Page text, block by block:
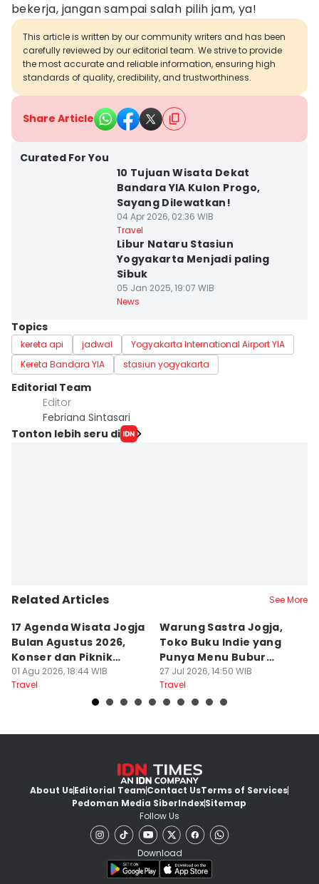
bekerja, jangan sampai salah pilih jam, ya!
This article is written by our community writers and has been
carefully reviewed by our editorial team. We strive to provide
the most accurate and reliable information, ensuring high
standards of quality, credibility, and trustworthiness.
Share Article
Curated For You
10 Tujuan Wisata Dekat
Bandara YIA Kulon Progo,
Sayang Dilewatkan!
04 Apr 2026, 02:36 WIB
Travel
Libur Nataru Stasiun
Yogyakarta Menjadi paling
Sibuk
05 Jan 2025, 19:07 WIB
News
Topics
kereta api jadwal
Yogyakarta International Airport YIA
Kereta Bandara YIA
stasiun yogyakarta
Editorial Team
Editor
Febriana Sintasari
Tonton lebih seru di
Related Articles See More
17 Agenda Wisata Jogja
Bulan Agustus 2026,
Konser dan Piknik
Literasi
01 Agu 2026, 18:44 WIB
Travel
Warung Sastra Jogja,
Toko Buku Indie yang
Punya Menu Bubur
Manado
27 Jul 2026, 14:50 WIB
Travel
About UsEditorial TeamContact UsTerms of Services
Pedoman Media SiberIndexSitemap
Follow Us
Download